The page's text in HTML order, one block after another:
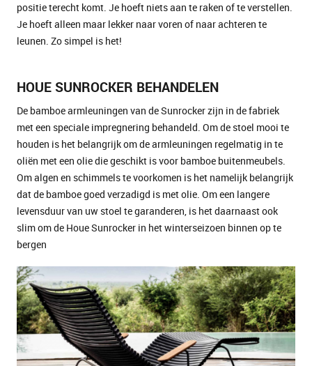
positie terecht komt. Je hoeft niets aan te raken of te verstellen.
Je hoeft alleen maar lekker naar voren of naar achteren te
leunen. Zo simpel is het!
HOUE SUNROCKER BEHANDELEN
De bamboe armleuningen van de Sunrocker zijn in de fabriek
met een speciale impregnering behandeld. Om de stoel mooi te
houden is het belangrijk om de armleuningen regelmatig in te
oliën met een olie die geschikt is voor bamboe buitenmeubels.
Om algen en schimmels te voorkomen is het namelijk belangrijk
dat de bamboe goed verzadigd is met olie. Om een langere
levensduur van uw stoel te garanderen, is het daarnaast ook
slim om de Houe Sunrocker in het winterseizoen binnen op te
bergen